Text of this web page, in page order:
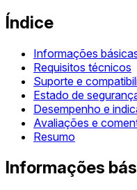
Índice
Informações
Requisitos técnicos
Suporte e
Estado de
Desempenho e
Avaliações e
Resumo
Informações